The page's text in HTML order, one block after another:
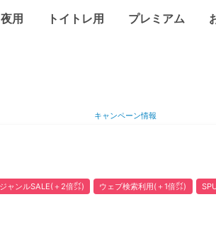
用 トイトレ用 プレミアム
キャンペーン情報
ジャンルSALE(＋2倍㌽) ウェブ検索利用(＋1倍㌽)